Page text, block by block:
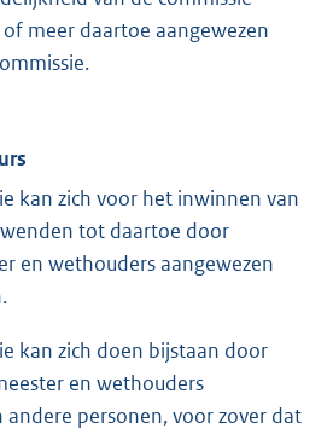
meer daartoe aangewezen
kan zich voor het inwinnen van
tot daartoe door
en wethouders aangewezen
kan zich doen bijstaan door
en wethouders
andere personen, voor zover dat